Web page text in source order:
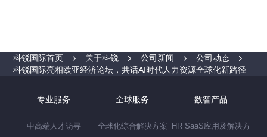
科锐国际首页 关于科锐 公司新闻
公司动态
科锐国际亮相欧亚经济论坛，共话AI时代人力资源全球化新路径
专业服务
中高端人才访寻
全球服务
全球化综合解决方案
数智产品
HR SaaS应用及解决方